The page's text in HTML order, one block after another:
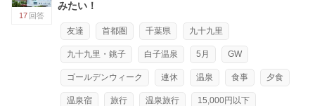
17 回答
みたい！
友達 首都圏 千葉県 九十九里
九十九里・銚子 白子温泉 5月 GW
ゴールデンウィーク 連休 温泉 食事 夕食
温泉宿 旅行 温泉旅行 15,000円以下